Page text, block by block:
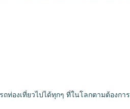
ท่องเที่ยวไปได้ทุกๆ ที่ในโลกตามต้องการ